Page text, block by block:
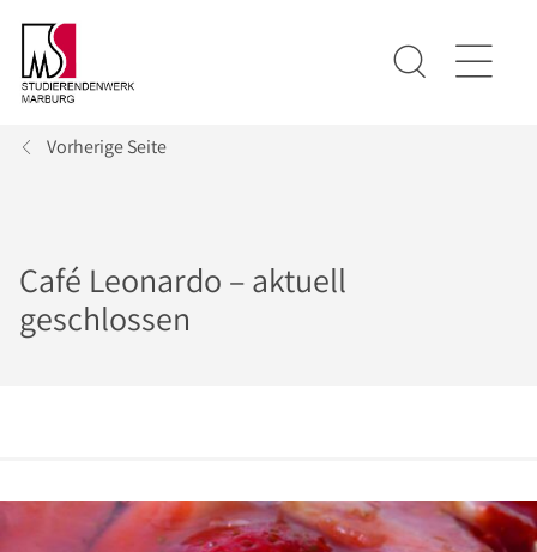
Vorherige Seite
Café Leonardo – aktuell
geschlossen